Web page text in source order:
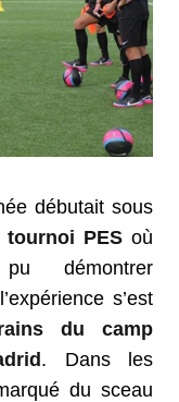
débutait sous
tournoi PES où
démontrer
s’est
du camp
. Dans les
du sceau